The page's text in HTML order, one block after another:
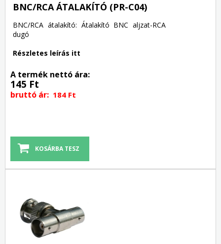
BNC/RCA ÁTALAKÍTÓ (PR-C04)
BNC/RCA átalakító: Átalakító BNC aljzat-RCA
dugó
Részletes leírás itt
A termék nettó ára:
145 Ft
bruttó ár: 184 Ft